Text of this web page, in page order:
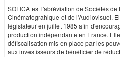
SOFICA est l'abréviation de Sociétés
Cinématograhique et de l'Audiovisuel.
législateur en juillet 1985 afin
production indépendante en France.
défiscalisation mis en place par les
aux investisseurs de bénéficier de